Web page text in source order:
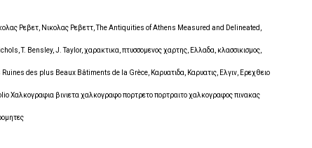
Ρεβετ, Νικολας Ρεβεττ, The Antiquities of Athens Measured and Delineated,
T. Bensley, J. Taylor, χαρακτικα, πτυσσομενος χαρτης, Ελλαδα, κλασσικισμος,
des plus Beaux Bâtiments de la Grèce, Καρυατιδα, Καρυατις, Ελγιν, Ερεχθειο
βινιετα χαλκογραφο πορτρετο πορτραιτο χαλκογραφος πινακας